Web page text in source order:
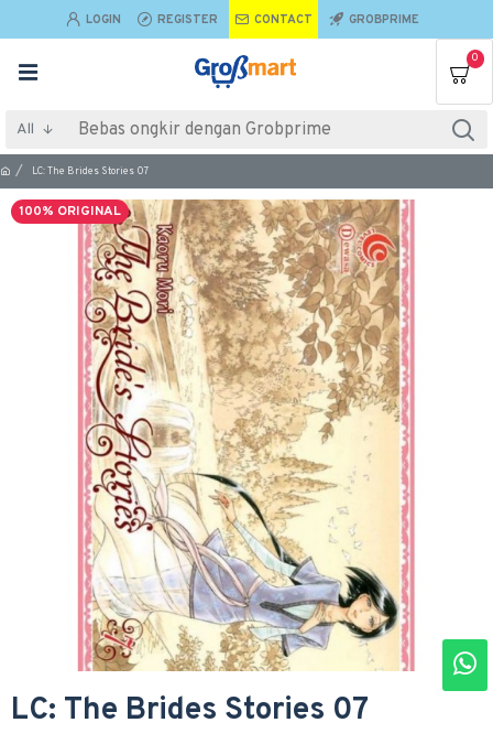
LOGIN REGISTER CONTACT GROBPRIME
0
All
LC: The Brides Stories 07
100% ORIGINAL
LC: The Brides Stories 07